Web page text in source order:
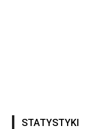
STATYSTYKI